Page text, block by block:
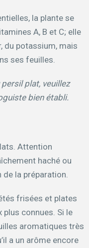
la plante se
A, B et C; elle
du potassium, mais
ses feuilles.
plat, veuillez
bien établi.
Attention
haché ou
la préparation.
frisées et plates
plus connues. Si le
aromatiques très
a un arôme encore